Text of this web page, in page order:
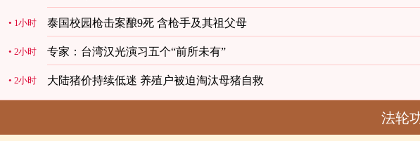
1小时 泰国校园枪击案酿9死 含枪手及其祖父母
2小时 专家：台湾汉光演习五个“前所未有”
2小时 大陆猪价持续低迷 养殖户被迫淘汰母猪自救
法轮